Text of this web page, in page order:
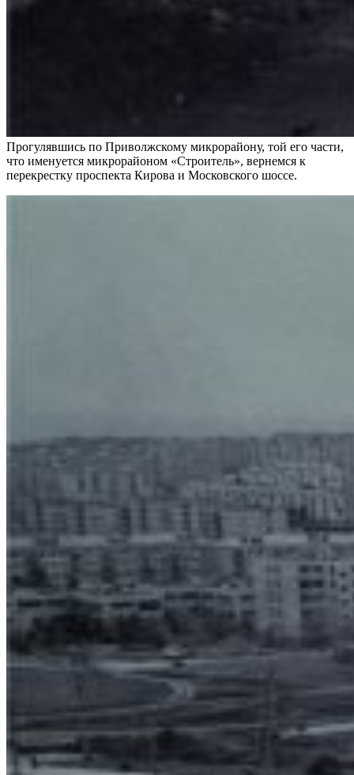
Прогулявшись по Приволжскому микрорайону, той его части,
что именуется микрорайоном «Строитель», вернемся к
перекрестку проспекта Кирова и Московского шоссе.